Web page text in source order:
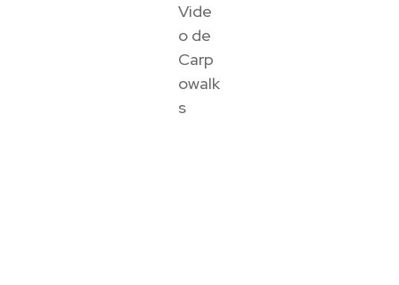
Vide
o de
Carp
owalk
s